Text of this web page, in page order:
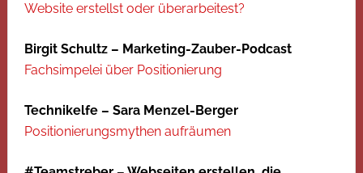
Website erstellst oder überarbeitest?
Birgit Schultz – Marketing-Zauber-Podcast
Fachsimpelei über Positionierung
Technikelfe – Sara Menzel-Berger
Positionierungsmythen aufräumen